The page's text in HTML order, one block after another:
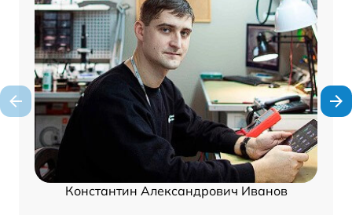
Константин Александрович Иванов